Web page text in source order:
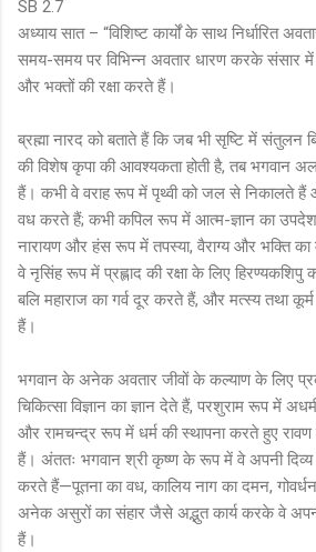
SB 2.7
अध्याय सात – “विशिष्ट कार्यों के साथ निर्धारित
समय-समय पर विभिन्न अवतार धारण करके संसार में
और भक्तों की रक्षा करते हैं।
ब्रह्मा नारद को बताते हैं कि जब भी सृष्टि में संतुलन
की विशेष कृपा की आवश्यकता होती है, तब भगवान
हैं। कभी वे वराह रूप में पृथ्वी को जल से निकालते हैं
वध करते हैं; कभी कपिल रूप में आत्म-ज्ञान का उपदेश
नारायण और हंस रूप में तपस्या, वैराग्य और भक्ति का
वे नृसिंह रूप में प्रह्लाद की रक्षा के लिए
बलि महाराज का गर्व दूर करते हैं, और मत्स्य तथा
हैं।
भगवान के अनेक अवतार जीवों के कल्याण के लिए
चिकित्सा विज्ञान का ज्ञान देते हैं, परशुराम रूप में
और रामचन्द्र रूप में धर्म की स्थापना करते हुए
हैं। अंततः भगवान श्री कृष्ण के रूप में वे अपनी दिव्य
करते हैं—पूतना का वध, कालिय नाग का दमन,
अनेक असुरों का संहार जैसे अद्भुत कार्य करके वे
हैं।